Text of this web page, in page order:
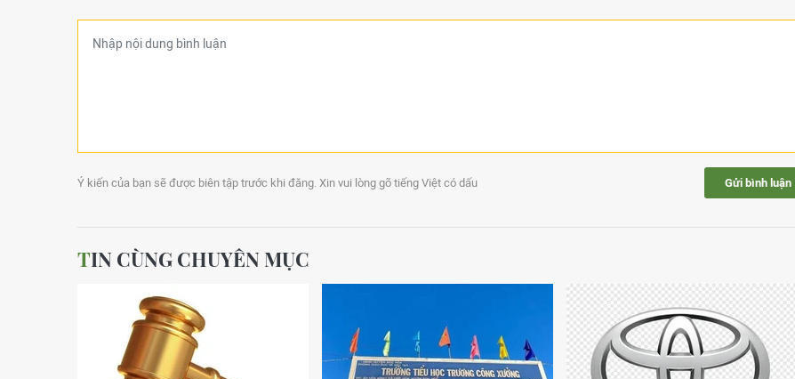
Ý kiến của bạn sẽ được biên tập trước khi đăng. Xin vui lòng gõ tiếng Việt có dấu Gửi bình luận
TIN CÙNG CHUYÊN MỤC